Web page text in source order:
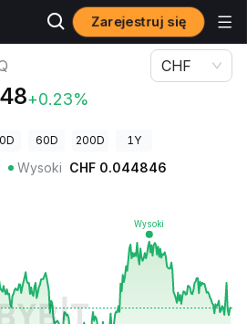
Zarejestruj się
FONQ
+0.23%
CHF
60D 200D 1Y
Wysoki CHF 0.044846